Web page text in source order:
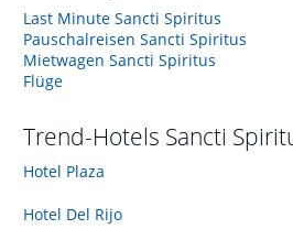
Last Minute Sancti Spiritus
Pauschalreisen Sancti Spiritus
Mietwagen Sancti Spiritus
Flüge
Trend-Hotels Sancti
Hotel Plaza
Hotel Del Rijo